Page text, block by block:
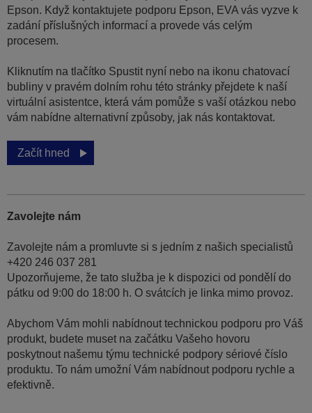
Epson. Když kontaktujete podporu Epson, EVA vás vyzve k
zadání příslušných informací a provede vás celým
procesem.
Kliknutím na tlačítko Spustit nyní nebo na ikonu chatovací
bubliny v pravém dolním rohu této stránky přejdete k naší
virtuální asistentce, která vám pomůže s vaší otázkou nebo
vám nabídne alternativní způsoby, jak nás kontaktovat.
Začít hned
Zavolejte nám
Zavolejte nám a promluvte si s jedním z našich specialistů
+420 246 037 281
Upozorňujeme, že tato služba je k dispozici od pondělí do
pátku od 9:00 do 18:00 h. O svátcích je linka mimo provoz.
Abychom Vám mohli nabídnout technickou podporu pro Váš
produkt, budete muset na začátku Vašeho hovoru
poskytnout našemu týmu technické podpory sériové číslo
produktu. To nám umožní Vám nabídnout podporu rychle a
efektivně.